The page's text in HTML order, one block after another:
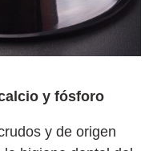
y fósforo
y de origen